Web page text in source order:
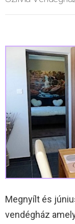
Megnyílt és
vendégház